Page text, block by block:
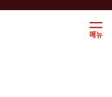
메뉴